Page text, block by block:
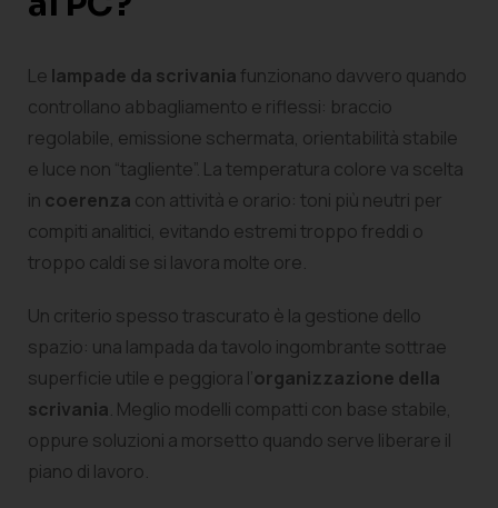
Le lampade da scrivania funzionano davvero quando
controllano abbagliamento e riflessi: braccio
regolabile, emissione schermata, orientabilità stabile
e luce non “tagliente”. La temperatura colore va scelta
in coerenza con attività e orario: toni più neutri per
compiti analitici, evitando estremi troppo freddi o
troppo caldi se si lavora molte ore.
Un criterio spesso trascurato è la gestione dello
spazio: una lampada da tavolo ingombrante sottrae
superficie utile e peggiora l’organizzazione della
scrivania. Meglio modelli compatti con base stabile,
oppure soluzioni a morsetto quando serve liberare il
piano di lavoro.